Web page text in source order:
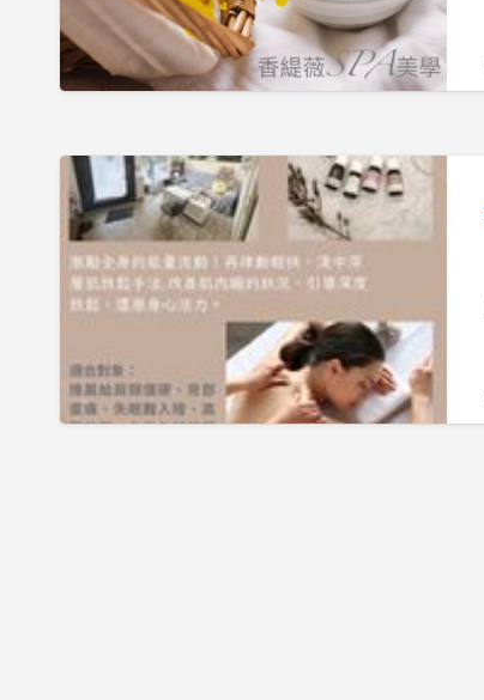
始
~
歡
來
到
香
緹
薇
SPA
氛
美
就
從
能
療
癒
精
油
Spa
~
歡
美
好
的
一
天
就
從
能